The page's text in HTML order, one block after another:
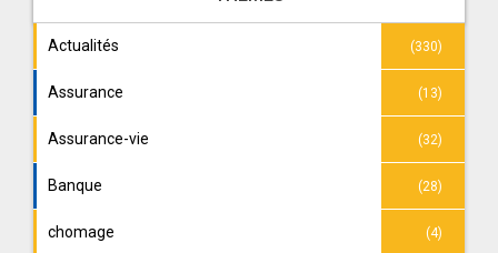
Actualités (330)
Assurance (13)
Assurance-vie (32)
Banque (28)
chomage (4)